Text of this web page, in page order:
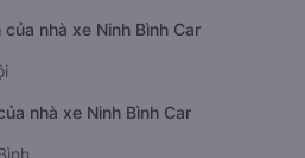
nhà xe Ninh Bình Car
nhà xe Ninh Bình Car